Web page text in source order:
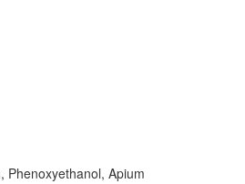
Phenoxyethanol, Apium